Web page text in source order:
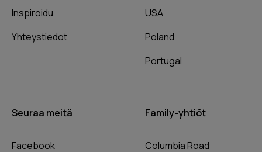
Inspiroidu
Yhteystiedot
USA
Poland
Portugal
Seuraa meitä
Facebook
Family-yhtiöt
Columbia Road